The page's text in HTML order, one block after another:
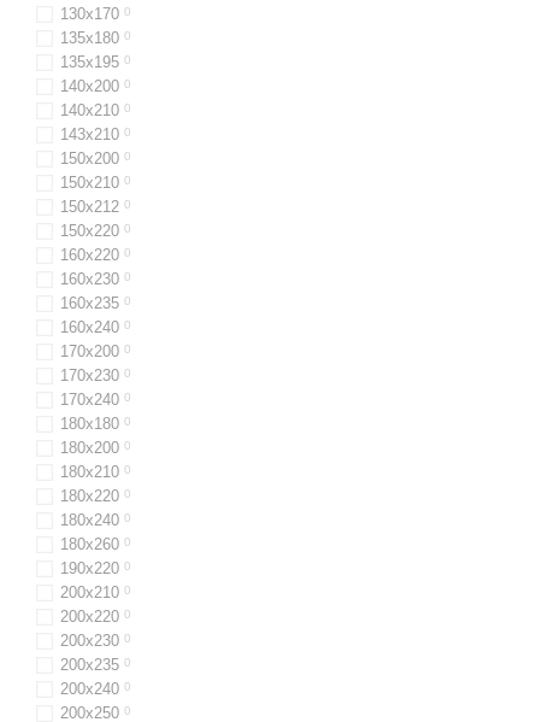
130x170 0
135x180 0
135x195 0
140x200 0
140x210 0
143x210 0
150x200 0
150x210 0
150х212 0
150x220 0
160х220 0
160х230 0
160x235 0
160х240 0
170х200 0
170x230 0
170х240 0
180х180 0
180x200 0
180х210 0
180х220 0
180x240 0
180х260 0
190х220 0
200х210 0
200x220 0
200x230 0
200x235 0
200х240 0
200х250 0